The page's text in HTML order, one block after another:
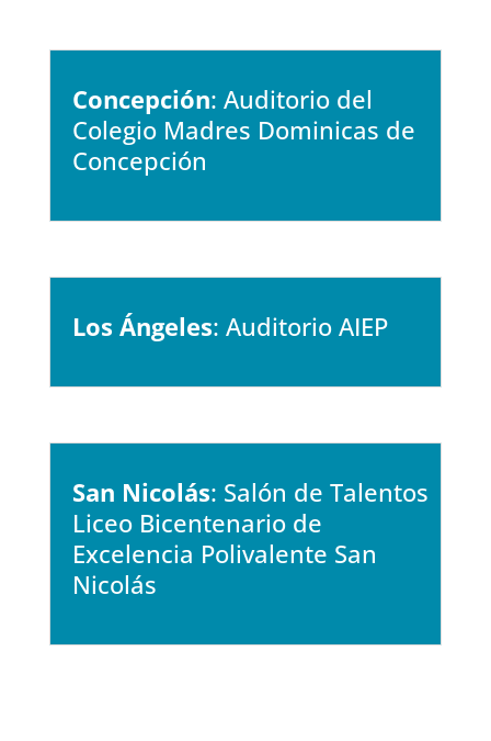
Concepción: Auditorio del
Colegio Madres Dominicas de
Concepción
Los Ángeles: Auditorio AIEP
San Nicolás: Salón de Talentos
Liceo Bicentenario de
Excelencia Polivalente San
Nicolás